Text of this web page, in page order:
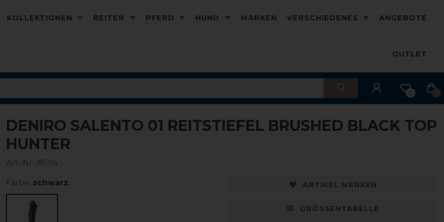
KOLLEKTIONEN REITER PFERD HUND MARKEN VERSCHIEDENES ANGEBOTE
OUTLET
0 0
DENIRO SALENTO 01 REITSTIEFEL BRUSHED BLACK TOP
HUNTER
Art.-Nr.: 8594
Farbe: schwarz ARTIKEL MERKEN
GRÖSSENTABELLE